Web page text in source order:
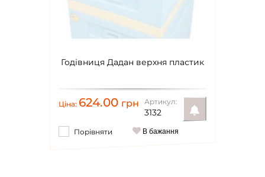
Годівниця Дадан верхня пластик
Ціна: 624.00 грн Артикул:
3132
Порівняти В бажання